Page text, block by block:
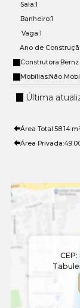
Sala:1
Banheiro:1
Vaga:1
Ano de
Construtora:
Mobílias:Não
Última
Área Total:58.14
Área Privada:49